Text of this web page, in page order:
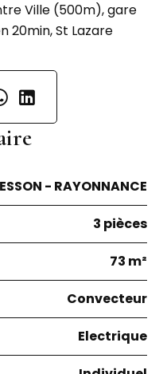
Ville (500m), gare
20min, St Lazare
- RAYONNANCE
3 pièces
73 m²
Convecteur
Electrique